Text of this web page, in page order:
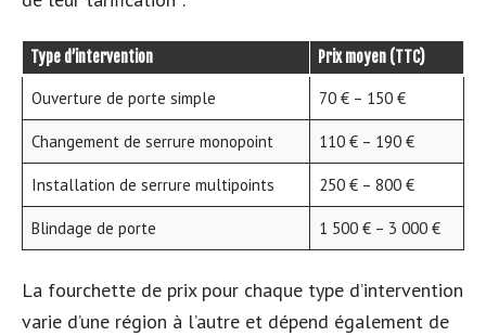
Type d’intervention Prix moyen (TTC)
Ouverture de porte simple 70 € – 150 €
Changement de serrure monopoint 110 € – 190 €
Installation de serrure multipoints 250 € – 800 €
Blindage de porte 1 500 € – 3 000 €
La fourchette de prix pour chaque type d’intervention
varie d’une région à l’autre et dépend également de